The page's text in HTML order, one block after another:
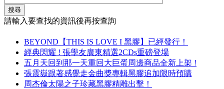
搜尋
請輸入要查找的資訊後再按查詢
BEYOND【THIS IS LOVE I 黑膠】已經發行！
經典閃耀 ! 張學友廣東精選2CDs重磅登場
五月天回到那一天重回大巨蛋周邊商品全新上架 !
張震嶽跟著感覺走金曲獎專輯黑膠追加限時預購
周杰倫太陽之子珍藏黑膠精雕出擊！